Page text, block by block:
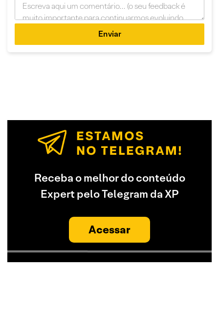
Enviar
Receba o melhor do conteúdo
Expert pelo Telegram da XP
Acessar